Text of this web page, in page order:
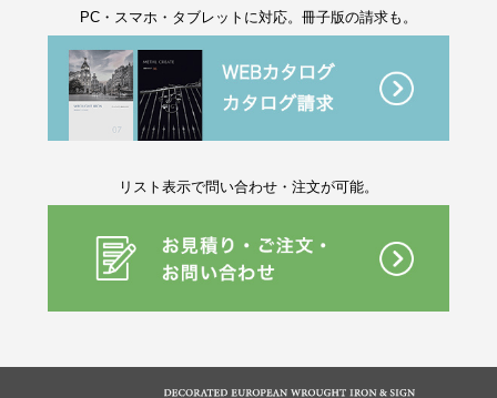
PC・スマホ・タブレットに対応。冊子版の請求も。
リスト表示で問い合わせ・注文が可能。